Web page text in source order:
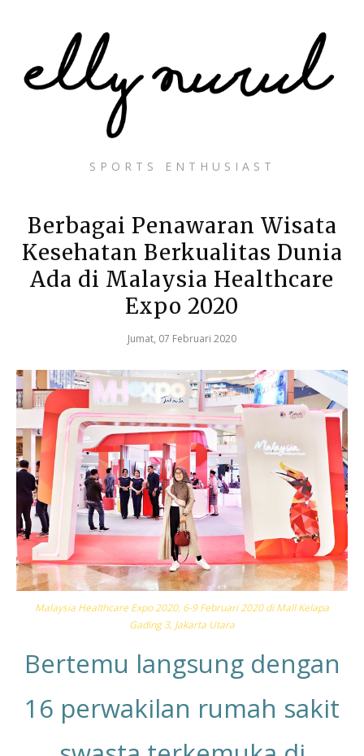
SPORTS ENTHUSIAST
Berbagai Penawaran Wisata
Kesehatan Berkualitas Dunia
Ada di Malaysia Healthcare
Expo 2020
Jumat, 07 Februari 2020
Malaysia Healthcare Expo 2020, 6-9 Februari 2020 di Mall Kelapa
Gading 3, Jakarta Utara
Bertemu langsung dengan
16 perwakilan rumah sakit